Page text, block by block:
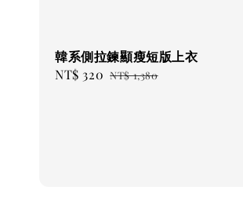
韓系側拉鍊顯瘦短版上衣
Sale
NT$ 320 Regular
NT$ 1,380